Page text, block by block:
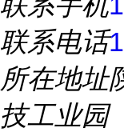
联系电话
所在地址
技工业园